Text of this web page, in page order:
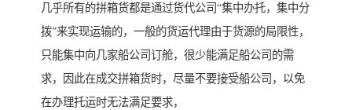
几乎所有的拼箱货都是通过货代公司“集中办托，集中分
拨”来实现运输的，一般的货运代理由于货源的局限性，
只能集中向几家船公司订舱，很少能满足船公司的需
求，因此在成交拼箱货时，尽量不要接受船公司，以免
在办理托运时无法满足要求，